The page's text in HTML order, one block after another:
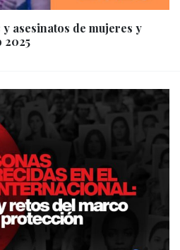
asesinatos de mujeres y
2025